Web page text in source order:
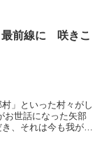
前線に 咲きこ
」といった村々がし
、それは今も我が家